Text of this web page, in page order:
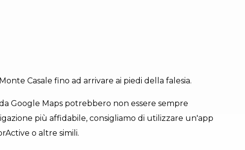
Casale fino ad arrivare ai piedi della falesia.
Google Maps potrebbero non essere sempre
più affidabile, consigliamo di utilizzare un'app
o altre simili.